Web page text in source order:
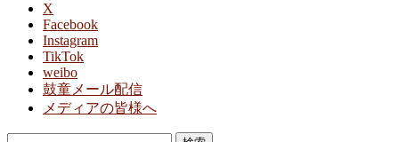
X
Facebook
Instagram
TikTok
weibo
鼓童メール配信
メディアの皆様へ